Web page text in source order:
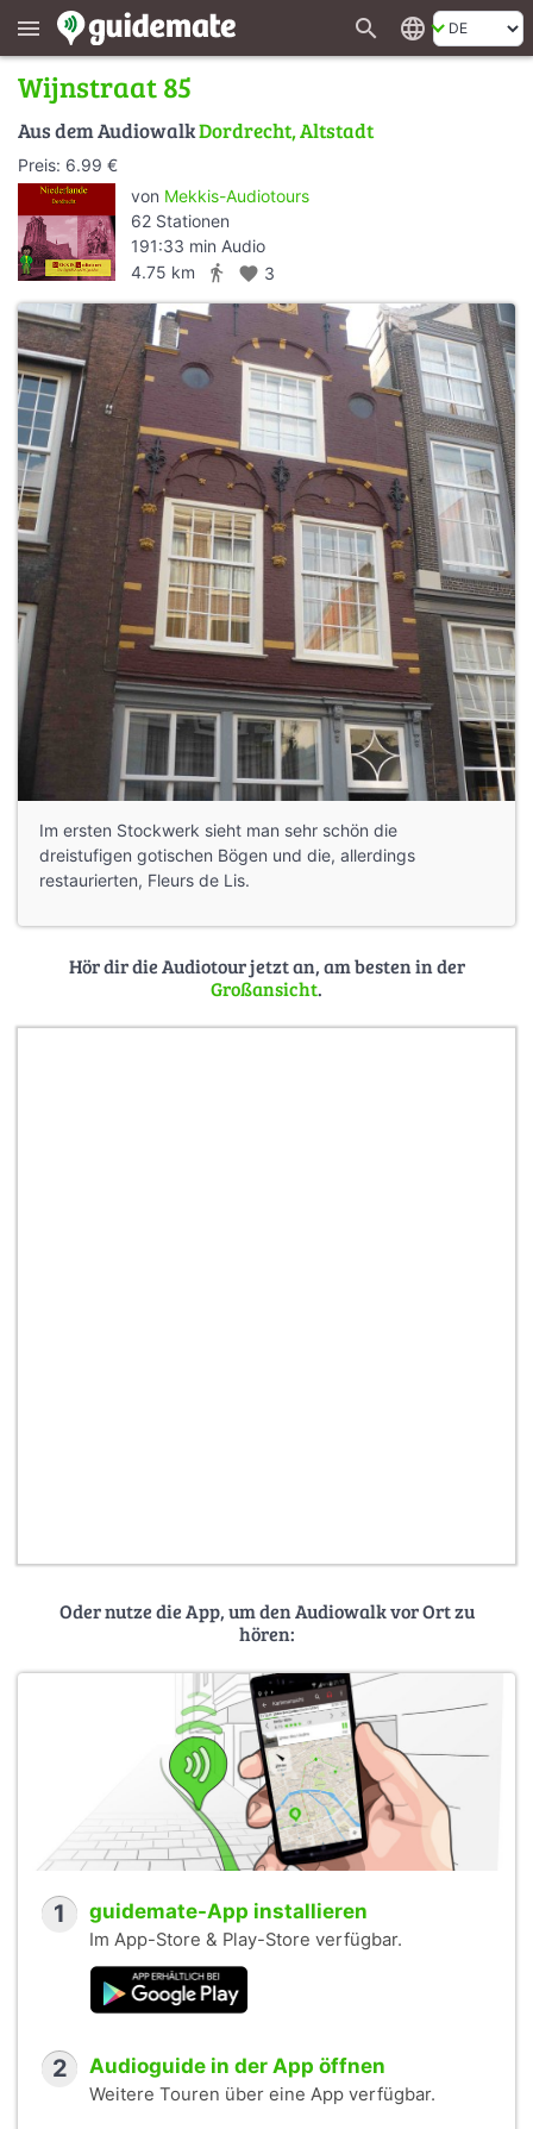
menu search language
Wijnstraat 85
Aus dem AudiowalkDordrecht, Altstadt
Preis: 6.99 €
von Mekkis-Audiotours
62 Stationen
191:33 min Audio
4.75 km
directions_walk favorite 3
Im ersten Stockwerk sieht man sehr schön die
dreistufigen gotischen Bögen und die, allerdings
restaurierten, Fleurs de Lis.
Hör dir die Audiotour jetzt an, am besten in der
Großansicht.
Oder nutze die App, um den Audiowalk vor Ort zu
hören:
1 guidemate-App installieren
Im App-Store & Play-Store verfügbar.
2 Audioguide in der App öffnen
Weitere Touren über eine App verfügbar.